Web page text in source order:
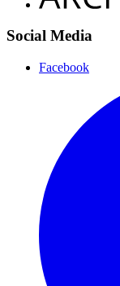
Social Media
Facebook